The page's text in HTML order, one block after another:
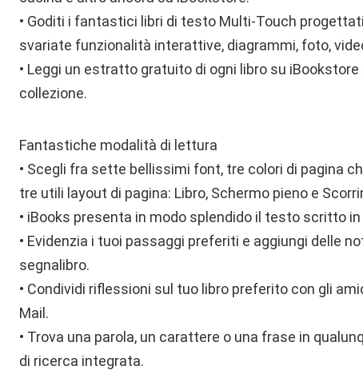
• Goditi i fantastici libri di testo Multi-Touch
svariate funzionalità interattive, diagrammi, foto,
• Leggi un estratto gratuito di ogni libro su
collezione.
Fantastiche modalità di lettura
• Scegli fra sette bellissimi font, tre colori di pagina
tre utili layout di pagina: Libro, Schermo pieno e
• iBooks presenta in modo splendido il testo scritto
• Evidenzia i tuoi passaggi preferiti e aggiungi delle
segnalibro.
• Condividi riflessioni sul tuo libro preferito con gli
Mail.
• Trova una parola, un carattere o una frase in
di ricerca integrata.